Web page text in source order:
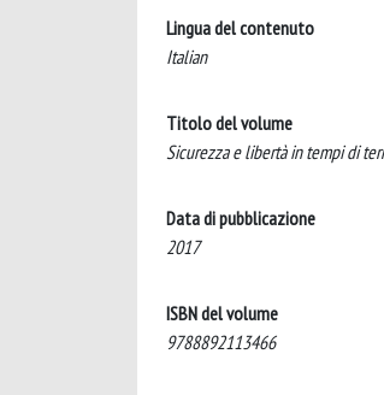
Lingua del contenuto
Italian
Titolo del volume
Sicurezza e libertà in tempi di
Data di pubblicazione
2017
ISBN del volume
9788892113466